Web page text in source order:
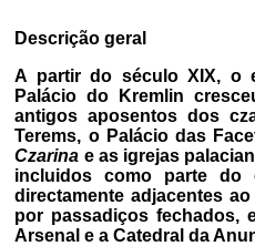
Descrição geral
A partir do século XIX, o
Palácio do Kremlin
antigos aposentos dos
Terems, o Palácio das
Czarina e as igrejas
incluidos como parte do
directamente adjacentes
por passadiços fechados,
Arsenal e a Catedral da